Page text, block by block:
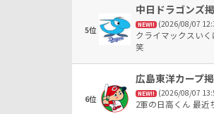
5位
中日ドラゴンズ
NEW!! (2026/08/07
クライマックスい
笑
6位
広島東洋カープ
NEW!! (2026/08/07
2軍の日高くん 最近